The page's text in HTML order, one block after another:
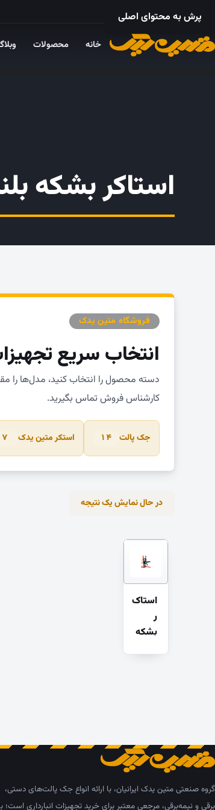
۰۲۱ – ۵۵۲۴ ۵۳۲۵
خانه محصولات
پرش به محتوای اصلی
استاکر بشکه
فروشگاه متین یدک
انتخاب سریع
دسته محصول را انتخاب کنید، مدل‌ها را
کارشناس فروش تماس بگیرید.
جک پالت ۱۴ استکر متین یدک ۷
در حال نمایش یک نتیجه
استاک
ر
بشکه
گروه صنعتی متین یدک ایرانیان، با ارائه انواع جک پالت‌های دستی،
برقی و نیمه‌برقی، مرجعی معتبر برای خرید تجهیزات انبارداری است؛